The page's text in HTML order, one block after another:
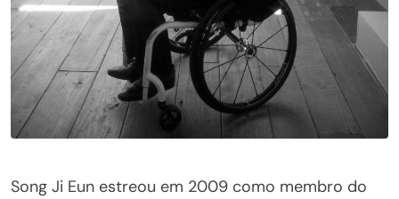
Song Ji Eun estreou em 2009 como membro do